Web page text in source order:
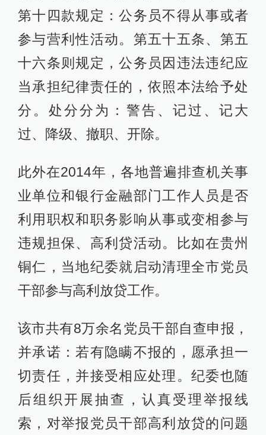
第十四款规定：公务员不得从事或者
参与营利性活动。第五十五条、第五
十六条则规定，公务员因违法违纪应
当承担纪律责任的，依照本法给予处
分。处分分为：警告、记过、记大
过、降级、撤职、开除。
此外在2014年，各地普遍排查机关事
业单位和银行金融部门工作人员是否
利用职权和职务影响从事或变相参与
违规担保、高利贷活动。比如在贵州
铜仁，当地纪委就启动清理全市党员
干部参与高利放贷工作。
该市共有8万余名党员干部自查申报，
并承诺：若有隐瞒不报的，愿承担一
切责任，并接受相应处理。纪委也随
后组织开展抽查，认真受理举报线
索，对举报党员干部高利放贷的问题